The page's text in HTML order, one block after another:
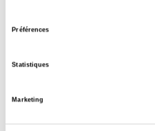
Préférences
Statistiques
Marketing
l’évolution des
le lien direct entre